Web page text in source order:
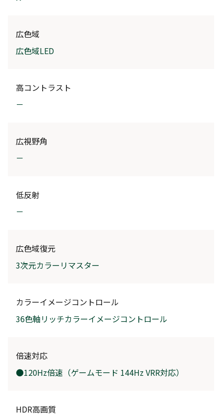
広色域
広色域LED
高コントラスト
－
広視野角
－
低反射
－
広色域復元
3次元カラーリマスター
カラーイメージコントロール
36色軸リッチカラーイメージコントロール
倍速対応
●120Hz倍速（ゲームモード 144Hz VRR対応）
HDR高画質